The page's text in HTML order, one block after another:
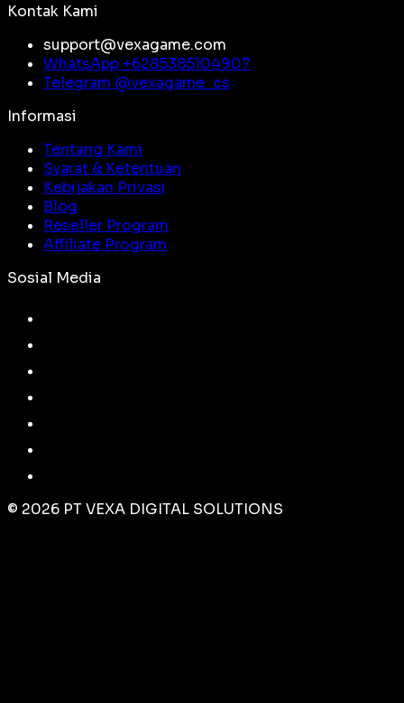
Kontak Kami
support@vexagame.com
WhatsApp +6285385104907
Telegram @vexagame_cs
Informasi
Tentang Kami
Syarat & Ketentuan
Kebijakan Privasi
Blog
Reseller Program
Affiliate Program
Sosial Media
© 2026 PT VEXA DIGITAL SOLUTIONS